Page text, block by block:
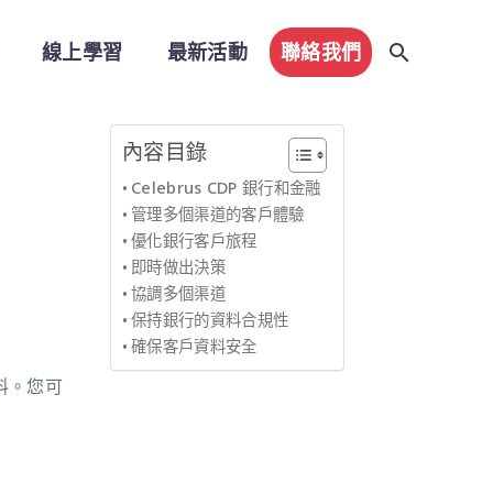
線上學習 最新活動 聯絡我們
。您可
內容目錄
Celebrus CDP 銀行和金融
管理多個渠道的客戶體驗
優化銀行客戶旅程
即時做出決策
協調多個渠道
保持銀行的資料合規性
確保客戶資料安全